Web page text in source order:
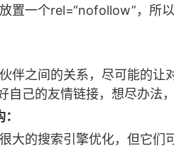
置一个rel=“nofollow”，所
伴之间的关系，尽可能的
己的友情链接，想尽办法
大的搜索引擎优化，但它